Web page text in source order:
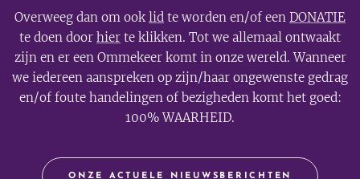
Overweeg dan om ook lid te worden en/of een DONATIE
te doen door hier te klikken. Tot we allemaal ontwaakt
zijn en er een Ommekeer komt in onze wereld. Wanneer
we iedereen aanspreken op zijn/haar ongewenste gedrag
en/of foute handelingen of bezigheden komt het goed:
100% WAARHEID.
ONZE ACTUELE NIEUWSBERICHTEN